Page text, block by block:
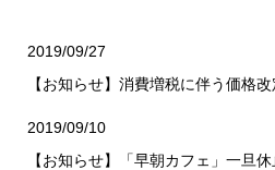
2019/09/27
【お知らせ】消費増税に伴う価格
2019/09/10
【お知らせ】「早朝カフェ」一旦